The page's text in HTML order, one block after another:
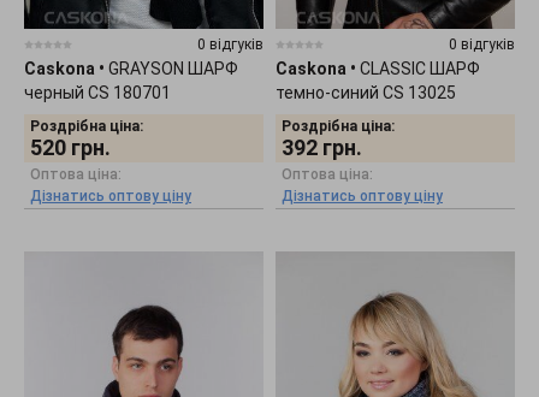
0 відгуків
Caskona • GRAYSON ШАРФ
черный CS 180701
Роздрібна ціна:
520 грн.
Оптова ціна:
Дізнатись оптову ціну
0 відгуків
Caskona • CLASSIC ШАРФ
темно-синий CS 13025
Роздрібна ціна:
392 грн.
Оптова ціна:
Дізнатись оптову ціну